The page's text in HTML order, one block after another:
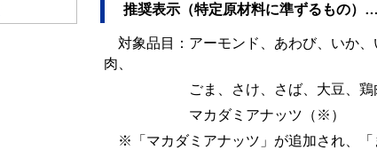
推奨表示（特定原材料に準ずるもの）
対象品目：アーモンド、あわび、いか
肉、
ごま、さけ、さば、大豆、鶏肉、バ
マカダミアナッツ（※）
※「マカダミアナッツ」が追加され、「